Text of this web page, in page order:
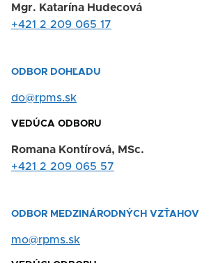
Mgr. Katarína Hudecová
+421 2 209 065 17
ODBOR DOHĽADU
do@rpms.sk
VEDÚCA ODBORU
Romana Kontírová, MSc.
+421 2 209 065 57
ODBOR MEDZINÁRODNÝCH VZŤAHOV
mo@rpms.sk